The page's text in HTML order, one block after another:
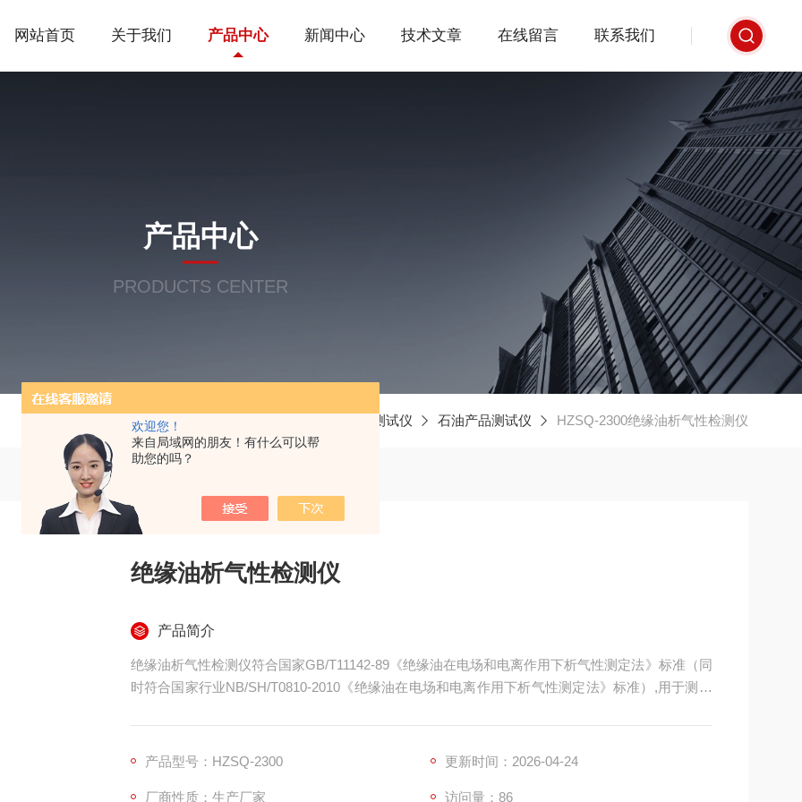
欢迎您！
来自局域网的朋友！有什么可以帮
助您的吗？
网站首页 关于我们 产品中心 新闻中心 技术文章 在线留言 联系我们
产品中心
PRODUCTS CENTER
当前位置： 其他测试仪 石油产品测试仪 HZSQ-2300绝缘油析气性检测仪
绝缘油析气性检测仪
产品简介
绝缘油析气性检测仪符合国家GB/T11142-89《绝缘油在电场和电离作用下析气性测定法》标准（同
时符合国家行业NB/SH/T0810-2010《绝缘油在电场和电离作用下析气性测定法》标准）,用于测定
产品型号：HZSQ-2300 更新时间：2026-04-24
厂商性质：生产厂家 访问量：86